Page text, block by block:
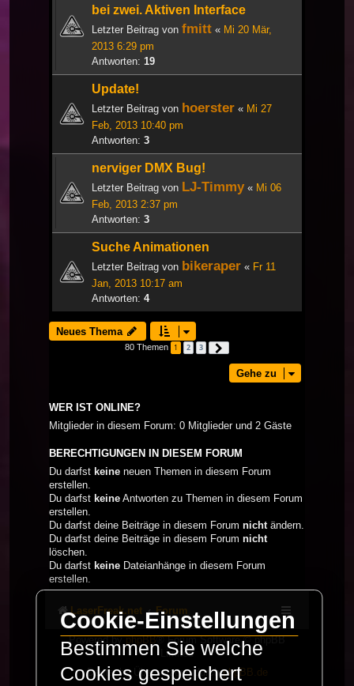
bei zwei. Aktiven Interface
Letzter Beitrag von fmitt « Mi 20 Mär,
2013 6:29 pm
Antworten: 19
Update!
Letzter Beitrag von hoerster « Mi 27
Feb, 2013 10:40 pm
Antworten: 3
nerviger DMX Bug!
Letzter Beitrag von LJ-Timmy« Mi 06
Feb, 2013 2:37 pm
Antworten: 3
Suche Animationen
Letzter Beitrag von bikeraper « Fr 11
Jan, 2013 10:17 am
Antworten: 4
Neues Thema
80 Themen 1 2 3
Gehe zu
WER IST ONLINE?
Mitglieder in diesem Forum: 0 Mitglieder und 2 Gäste
BERECHTIGUNGEN IN DIESEM FORUM
Du darfst keine neuen Themen in diesem Forum
erstellen.
Du darfst keine Antworten zu Themen in diesem Forum
erstellen.
Du darfst deine Beiträge in diesem Forum nichtändern.
Du darfst deine Beiträge in diesem Forum nicht
löschen.
Du darfst keine Dateianhänge in diesem Forum
erstellen.
LaserFreak.net Forum
Powered byphpBB® Forum Software © phpBB
Limited
Deutsche Übersetzung durchphpBB.de
Cookie-Einstellungen
Bestimmen Sie welche
Cookies gespeichert